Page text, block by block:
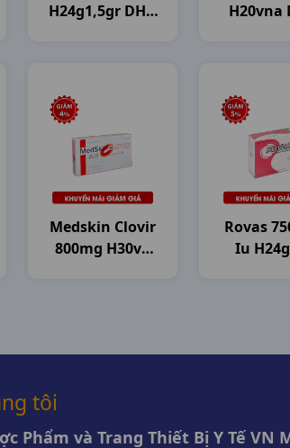
H24g1,5gr DHG
H20vna
Medskin Clovir
800mg H30vn
Rovas
Iu
tôi
Phẩm và Trang Thiết Bị Y Tế VN